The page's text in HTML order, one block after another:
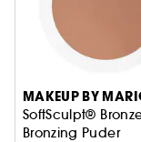
MAKEUP BY
SoftSculpt®
Bronzing Puder